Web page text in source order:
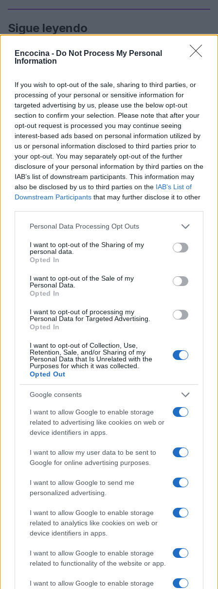
Encocina - Do Not Process My Personal
Information
If you wish to opt-out of the sale, sharing to third parties, or
processing of your personal or sensitive information for
targeted advertising by us, please use the below opt-out
section to confirm your selection. Please note that after your
opt-out request is processed you may continue seeing
interest-based ads based on personal information utilized by
us or personal information disclosed to third parties prior to
your opt-out. You may separately opt-out of the further
disclosure of your personal information by third parties on the
IAB’s list of downstream participants. This information may
also be disclosed by us to third parties on the IAB’s List of
Downstream Participants that may further disclose it to other
Please note that this website/app uses one or more Google
not limited to your visit or usage behaviour. You may click to
grant or deny consent to Google and its third-party tags to
use your data for below specified purposes in below Google
consent section.
Personal Data Processing Opt Outs
I want to opt-out of the Sharing of my
personal data.
Opted In
I want to opt-out of the Sale of my
Personal Data.
Opted In
I want to opt-out of processing my
Personal Data for Targeted Advertising.
Opted In
I want to opt-out of Collection, Use,
Retention, Sale, and/or Sharing of my
Personal Data that Is Unrelated with the
Purposes for which it was collected.
Opted Out
Google consents
I want to allow Google to enable storage
related to advertising like cookies on web or
device identifiers in apps.
I want to allow my user data to be sent to
Google for online advertising purposes.
I want to allow Google to send me
personalized advertising.
I want to allow Google to enable storage
related to analytics like cookies on web or
device identifiers in apps.
I want to allow Google to enable storage
related to functionality of the website or app.
I want to allow Google to enable storage
Sigue leyendo
CHEFS
Evento de panadería en CDMX reúne a chefs
internacionales y novedades del sector
CHEFS
Cinco trucos de chefs para cocinar más rápido y
eficientemente
Diego Romero · 8 Ago 2026
temporada de Top Chef VIP
María Vázquez · 7 Ago 2026